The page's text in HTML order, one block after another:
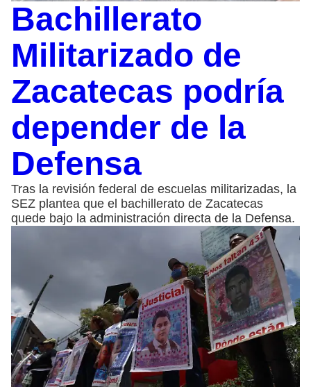
Bachillerato
Militarizado de
Zacatecas podría
depender de la
Defensa
Tras la revisión federal de escuelas militarizadas, la
SEZ plantea que el bachillerato de Zacatecas
quede bajo la administración directa de la Defensa.